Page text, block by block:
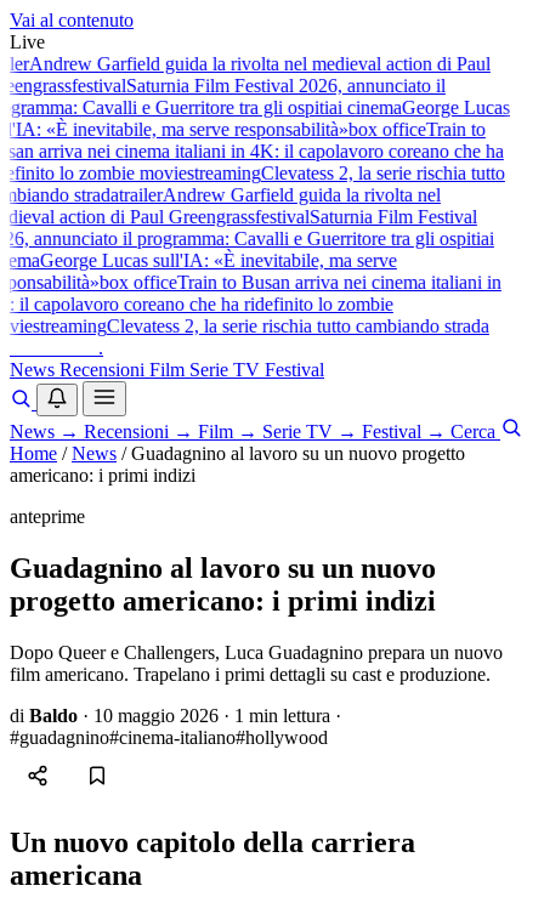
Vai al contenuto
Live
Andrew Garfield guida la rivolta nel medieval action di Paul
festivalSaturnia Film Festival 2026, annunciato il
Cavalli e Guerritore tra gli ospitiai cinemaGeorge Lucas
«È inevitabile, ma serve responsabilità»box officeTrain to
arriva nei cinema italiani in 4K: il capolavoro coreano che ha
lo zombie moviestreamingClevatess 2, la serie rischia tutto
stradatrailerAndrew Garfield guida la rivolta nel
action di Paul GreengrassfestivalSaturnia Film Festival
annunciato il programma: Cavalli e Guerritore tra gli ospitiai
George Lucas sull'IA: «È inevitabile, ma serve
box officeTrain to Busan arriva nei cinema italiani in
il capolavoro coreano che ha ridefinito lo zombie
streamingClevatess 2, la serie rischia tutto cambiando strada
.
News Recensioni Film Serie TV Festival
News → Recensioni → Film → Serie TV → Festival → Cerca
Home / News / Guadagnino al lavoro su un nuovo progetto
americano: i primi indizi
anteprime
Guadagnino al lavoro su un nuovo
progetto americano: i primi indizi
Dopo Queer e Challengers, Luca Guadagnino prepara un nuovo
film americano. Trapelano i primi dettagli su cast e produzione.
di Baldo · 10 maggio 2026 · 1 min lettura ·
#guadagnino#cinema-italiano#hollywood
Un nuovo capitolo della carriera
americana